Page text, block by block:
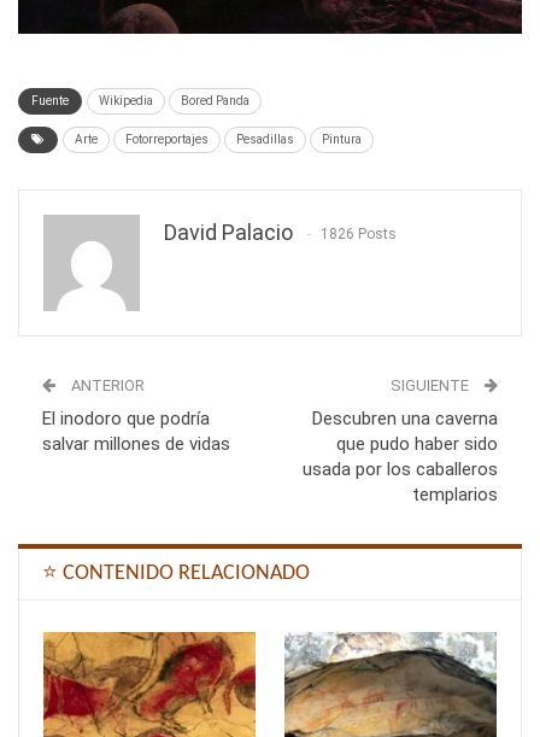
Fuente Wikipedia Bored Panda
Arte Fotorreportajes Pesadillas Pintura
David Palacio 1826 Posts
ANTERIOR
El inodoro que podría
salvar millones de vidas
SIGUIENTE
Descubren una caverna
que pudo haber sido
usada por los caballeros
templarios
⭐ CONTENIDO RELACIONADO